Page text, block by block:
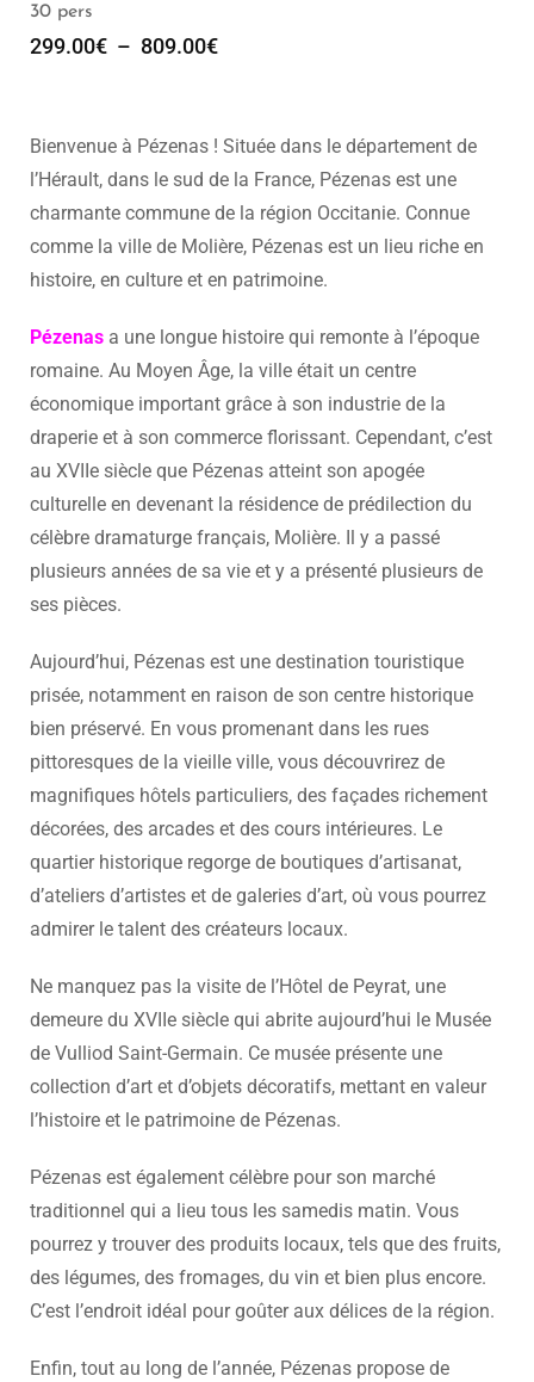
30 pers
299.00€ – 809.00€
Bienvenue à Pézenas ! Située dans le département de
l’Hérault, dans le sud de la France, Pézenas est une
charmante commune de la région Occitanie. Connue
comme la ville de Molière, Pézenas est un lieu riche en
histoire, en culture et en patrimoine.
Pézenas a une longue histoire qui remonte à l’époque
romaine. Au Moyen Âge, la ville était un centre
économique important grâce à son industrie de la
draperie et à son commerce florissant. Cependant, c’est
au XVIIe siècle que Pézenas atteint son apogée
culturelle en devenant la résidence de prédilection du
célèbre dramaturge français, Molière. Il y a passé
plusieurs années de sa vie et y a présenté plusieurs de
ses pièces.
Aujourd’hui, Pézenas est une destination touristique
prisée, notamment en raison de son centre historique
bien préservé. En vous promenant dans les rues
pittoresques de la vieille ville, vous découvrirez de
magnifiques hôtels particuliers, des façades richement
décorées, des arcades et des cours intérieures. Le
quartier historique regorge de boutiques d’artisanat,
d’ateliers d’artistes et de galeries d’art, où vous pourrez
admirer le talent des créateurs locaux.
Ne manquez pas la visite de l’Hôtel de Peyrat, une
demeure du XVIIe siècle qui abrite aujourd’hui le Musée
de Vulliod Saint-Germain. Ce musée présente une
collection d’art et d’objets décoratifs, mettant en valeur
l’histoire et le patrimoine de Pézenas.
Pézenas est également célèbre pour son marché
traditionnel qui a lieu tous les samedis matin. Vous
pourrez y trouver des produits locaux, tels que des fruits,
des légumes, des fromages, du vin et bien plus encore.
C’est l’endroit idéal pour goûter aux délices de la région.
Enfin, tout au long de l’année, Pézenas propose de